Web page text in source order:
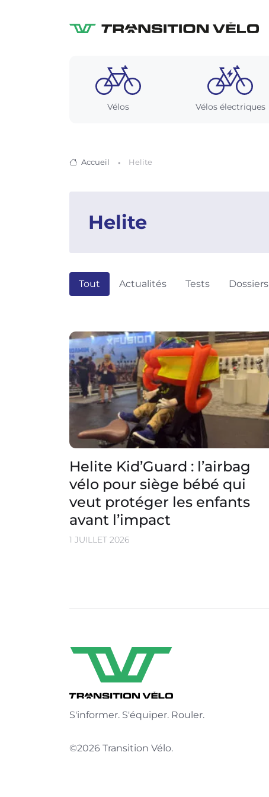
Vélos Vélos électriques
Accueil Helite
Helite
Tout Actualités Tests Dossiers
Helite Kid’Guard : l’airbag
vélo pour siège bébé qui
veut protéger les enfants
avant l’impact
1 JUILLET 2026
S'informer. S'équiper. Rouler.
©2026 Transition Vélo.